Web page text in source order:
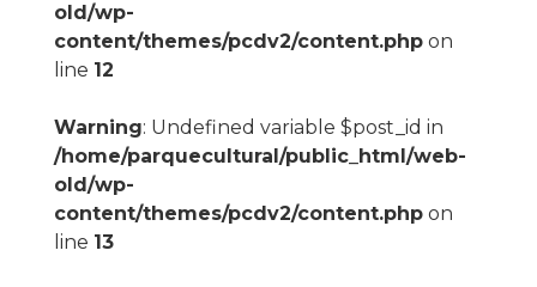
old/wp-
content/themes/pcdv2/content.phpon
line 12
Warning: Undefined variable $post_id in
/home/parquecultural/public_html/web-
old/wp-
content/themes/pcdv2/content.phpon
line 13